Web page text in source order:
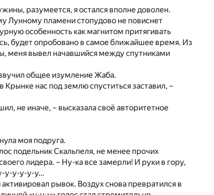
разумеется, я остался вполне доволен.
Лунному пламени стопудово не повиснет
особенность как магнитом притягивать
будет опробовано в самое ближайшее время. Из
меня вывел начавшийся между спутниками
общее изумление Жаба.
Крынке нас под землю спуститься заставил, –
не иначе, – высказала своё авторитетное
моя подруга.
подельник Скальпеля, не менее прочих
лидера. – Ну-ка все замерли! И руки в гору,
у-у-у-у-у…
рывок. Воздух снова превратился в